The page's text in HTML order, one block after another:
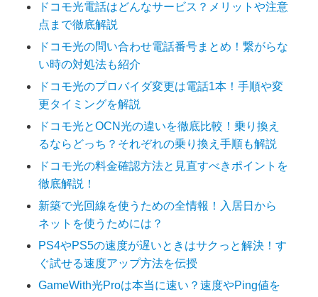
ドコモ光電話はどんなサービス？メリットや注意
点まで徹底解説
ドコモ光の問い合わせ電話番号まとめ！繋がらな
い時の対処法も紹介
ドコモ光のプロバイダ変更は電話1本！手順や変
更タイミングを解説
ドコモ光とOCN光の違いを徹底比較！乗り換え
るならどっち？それぞれの乗り換え手順も解説
ドコモ光の料金確認方法と見直すべきポイントを
徹底解説！
新築で光回線を使うための全情報！入居日から
ネットを使うためには？
PS4やPS5の速度が遅いときはサクっと解決！す
ぐ試せる速度アップ方法を伝授
GameWith光Proは本当に速い？速度やPing値を